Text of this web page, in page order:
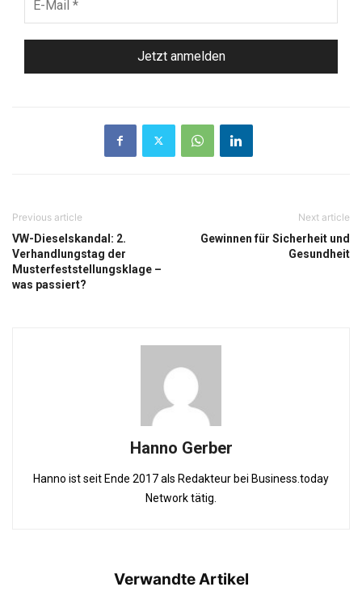
Mail
*
Previous article
VW-Dieselskandal: 2.
Verhandlungstag der
Musterfeststellungsklage –
was passiert?
Next article
Gewinnen für Sicherheit und
Gesundheit
Hanno Gerber
Hanno ist seit Ende 2017 als Redakteur bei Business.today
Network tätig.
Verwandte Artikel